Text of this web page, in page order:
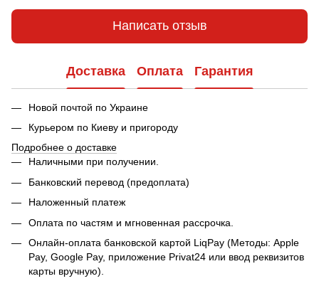
Написать отзыв
Доставка Оплата Гарантия
Новой почтой по Украине
Курьером по Киеву и пригороду
Подробнее о доставке
Наличными при получении.
Банковский перевод (предоплата)
Наложенный платеж
Оплата по частям и мгновенная рассрочка.
Онлайн-оплата банковской картой LiqPay (Методы: Apple
Pay, Google Pay, приложение Privat24 или ввод реквизитов
карты вручную).